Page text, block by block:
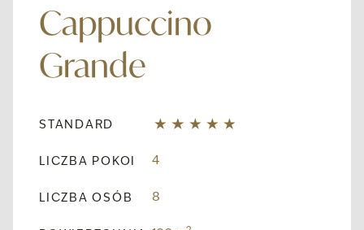
Cappuccino
Grande
STANDARD
LICZBA POKOI 4
LICZBA OSÓB 8